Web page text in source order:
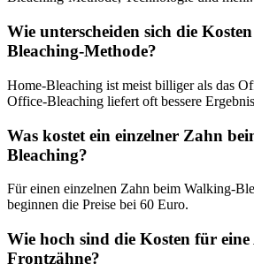
Wie unterscheiden sich die
Bleaching-Methode?
Home-Bleaching ist meist billiger als das
Office-Bleaching liefert oft bessere
Was kostet ein einzelner Zahn
Bleaching?
Für einen einzelnen Zahn beim Walking-
beginnen die Preise bei 60 Euro.
Wie hoch sind die Kosten für
Frontzähne?